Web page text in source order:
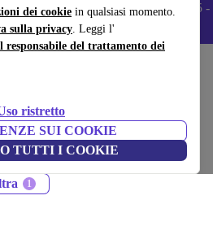
dei cookie in qualsiasi momento.
sulla privacy. Leggi l'
responsabile del trattamento dei
ristretto
SUI COOKIE
TUTTI I COOKIE
Android - Codice: ANDROID5 -
sotto 1300 – risparmia fino al 40%.
di 12 mesi. Acquista in modo sostenibile